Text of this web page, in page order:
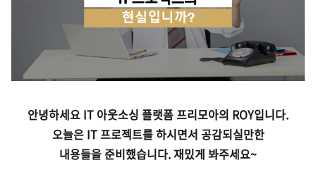
안녕하세요 IT 아웃소싱 플랫폼 프리모아의 ROY입니다.
오늘은IT 프로젝트를 하시면서 공감되실만한
내용들을 준비했습니다.재밌게 봐주세요~